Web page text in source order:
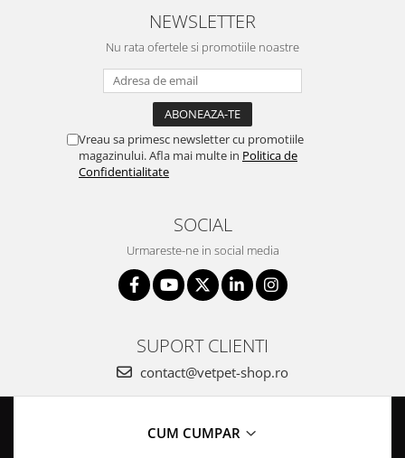
NEWSLETTER
Nu rata ofertele si promotiile noastre
Vreau sa primesc newsletter cu promotiile
magazinului. Afla mai multe in Politica de
Confidentialitate
SOCIAL
Urmareste-ne in social media
SUPORT CLIENTI
contact@vetpet-shop.ro
CUM CUMPAR